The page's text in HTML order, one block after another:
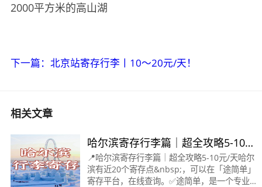
2000平方米的高山湖
下一篇：北京站寄存行李丨10～20元/天！
相关文章
哈尔滨寄存行李篇｜超全攻略5-10
元/天～
📍哈尔滨寄存行李篇｜超全攻略5-10元/天哈尔
滨有近20个寄存点&nbsp;，可以在「途简单」
寄存平台，在线查询。✅途简单，是一个专业行